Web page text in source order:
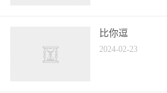
比你逗
2024-02-23